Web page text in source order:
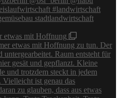
etwas mit Hoffnung